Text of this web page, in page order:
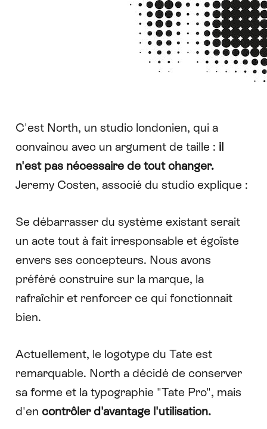
C'est North, un studio londonien, qui a
convaincu avec un argument de taille : il
n'est pas nécessaire de tout changer.
Jeremy Costen, associé du studio explique :
Se débarrasser du système existant serait
un acte tout à fait irresponsable et égoïste
envers ses concepteurs. Nous avons
préféré construire sur la marque, la
rafraîchir et renforcer ce qui fonctionnait
bien.
Actuellement, le logotype du Tate est
remarquable. North a décidé de conserver
sa forme et la typographie "Tate Pro", mais
d'en contrôler d'avantage l'utilisation.